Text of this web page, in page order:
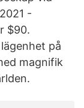
-
$90.
på
magnifik